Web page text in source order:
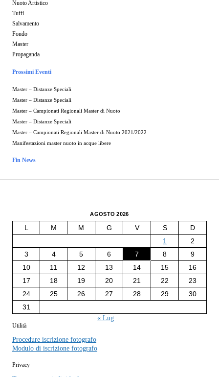
Nuoto Artistico
Tuffi
Salvamento
Fondo
Master
Propaganda
Prossimi Eventi
Master – Distanze Speciali
Master – Distanze Speciali
Master – Campionati Regionali Master di Nuoto
Master – Distanze Speciali
Master – Campionati Regionali Master di Nuoto 2021/2022
Manifestazioni master nuoto in acque libere
Fin News
AGOSTO 2026
L M M G V S
D
1
2
3
4 5 6 7 8
9
10
11 12 13 14 15
16
17
18 19 20 21 22
23
24
25 26 27 28 29
30
31
« Lug
Utilità
Procedure iscrizione fotografo
Modulo di iscrizione fotografo
Privacy